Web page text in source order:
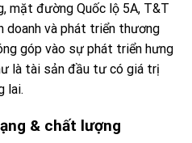
mặt đường Quốc lộ 5A, T&T
doanh và phát triển thương
góp vào sự phát triển hưng
là tài sản đầu tư có giá trị
lai.
& chất lượng